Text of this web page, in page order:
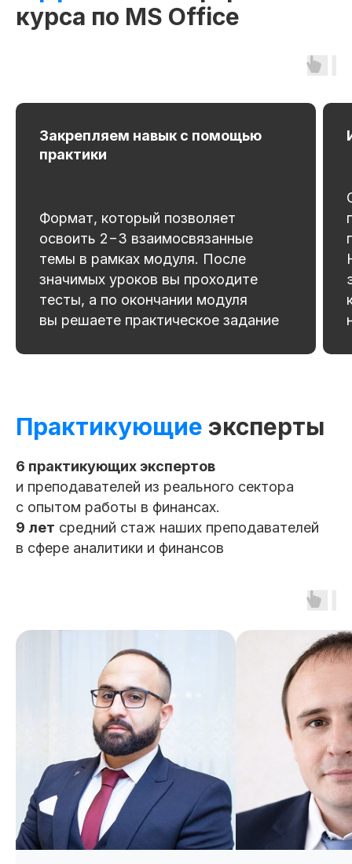
курса по MS Office
Закрепляем навык с помощью
практики
Формат, который позволяет
освоить 2−3 взаимосвязанные
темы в рамках модуля. После
значимых уроков вы проходите
тесты, а по окончании модуля
вы решаете практическое задание
Практикующие эксперты
6 практикующих экспертов
и преподавателей из реального сектора
с опытом работы в финансах.
9 лет средний стаж наших преподавателей
в сфере аналитики и финансов
Доступ к курсу, обновлениям
До 50% экономии на покупку
по нашей программе Trade-In
fr130315.000
Оплатить
Карьерный центр SF Education — это
построение вашего индивидуального
карьерного трека с опорой на опыт, навыки
и цели. Мы поможем составить выигрышное
резюме и тщательно подготовим
к заданиями, которые встретятся
на собеседовании
Проводим консультацию
Формируем индивидуальный
1 3
Работаем с резюме
Для корректировки вашего